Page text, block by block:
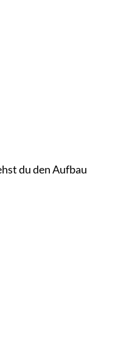
du den Aufbau